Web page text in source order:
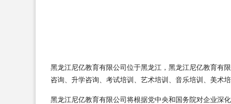
黑龙江尼亿教育有限公司位于黑龙江，黑龙江尼亿教育有
咨询、升学咨询、考试培训、艺术培训、音乐培训、美术
黑龙江尼亿教育有限公司将根据党中央和国务院对企业深